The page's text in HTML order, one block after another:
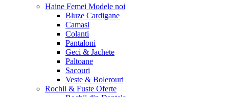
Haine Femei Modele noi
Bluze Cardigane
Camasi
Colanti
Pantaloni
Geci & Jachete
Paltoane
Sacouri
Veste & Bolerouri
Rochii & Fuste Oferte